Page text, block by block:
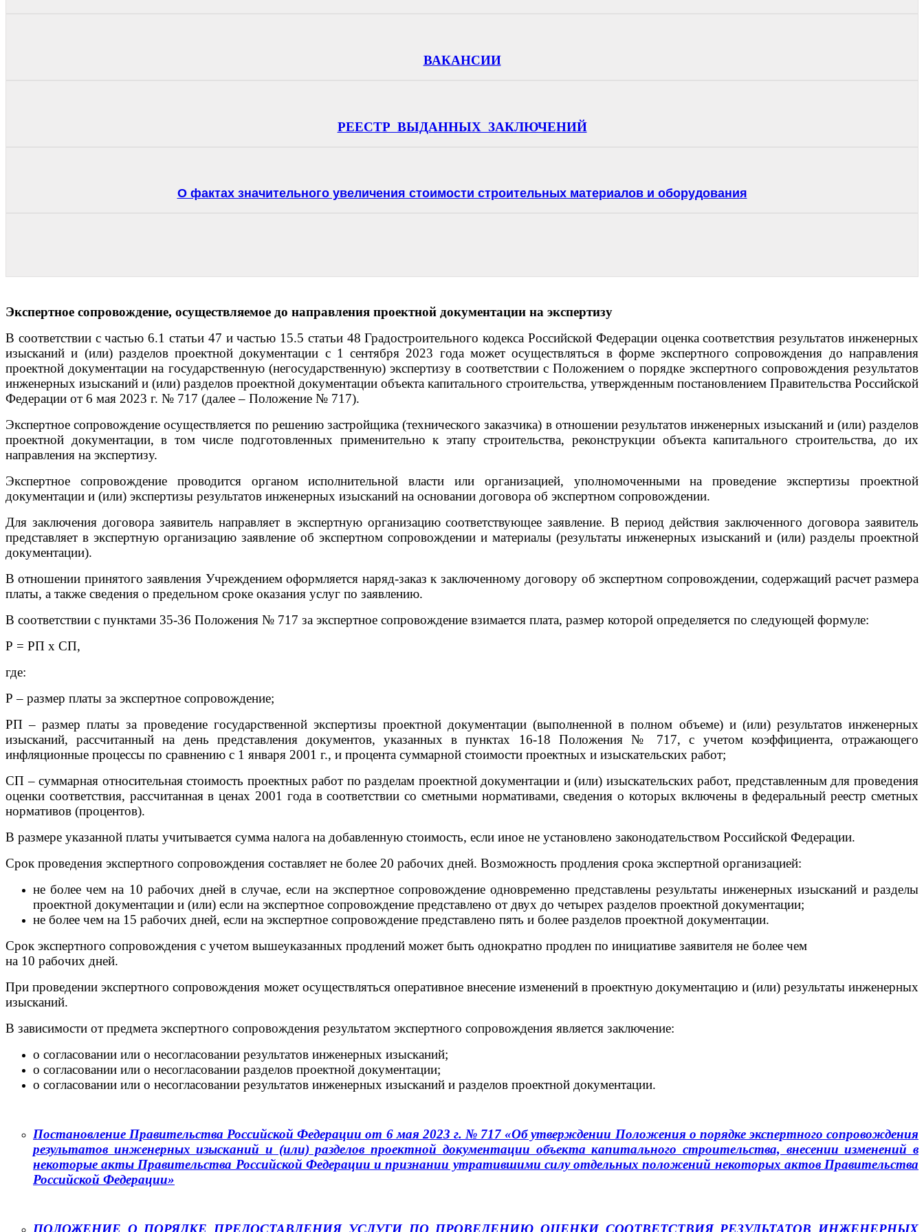
ВАКАНСИИ
РЕЕСТР ВЫДАННЫХ ЗАКЛЮЧЕНИЙ
О фактах значительного увеличения стоимости строительных материалов и оборудования
Экспертное сопровождение, осуществляемое до направления проектной документации на экспертизу
В соответствии с частью 6.1 статьи 47 и частью 15.5 статьи 48 Градостроительного кодекса Российской Федерации оценка соответствия результатов инженерных
изысканий и (или) разделов проектной документации с 1 сентября 2023 года может осуществляться в форме экспертного сопровождения до направления
проектной документации на государственную (негосударственную) экспертизу в соответствии с Положением о порядке экспертного сопровождения результатов
инженерных изысканий и (или) разделов проектной документации объекта капитального строительства, утвержденным постановлением Правительства Российской
Федерации от 6 мая 2023 г. № 717 (далее – Положение № 717).
Экспертное сопровождение осуществляется по решению застройщика (технического заказчика) в отношении результатов инженерных изысканий и (или) разделов
проектной документации, в том числе подготовленных применительно к этапу строительства, реконструкции объекта капитального строительства, до их
направления на экспертизу.
Экспертное сопровождение проводится органом исполнительной власти или организацией, уполномоченными на проведение экспертизы проектной
документации и (или) экспертизы результатов инженерных изысканий на основании договора об экспертном сопровождении.
Для заключения договора заявитель направляет в экспертную организацию соответствующее заявление. В период действия заключенного договора заявитель
представляет в экспертную организацию заявление об экспертном сопровождении и материалы (результаты инженерных изысканий и (или) разделы проектной
документации).
В отношении принятого заявления Учреждением оформляется наряд-заказ к заключенному договору об экспертном сопровождении, содержащий расчет размера
платы, а также сведения о предельном сроке оказания услуг по заявлению.
В соответствии с пунктами 35-36 Положения № 717 за экспертное сопровождение взимается плата, размер которой определяется по следующей формуле:
Р = РП x СП,
где:
Р – размер платы за экспертное сопровождение;
РП – размер платы за проведение государственной экспертизы проектной документации (выполненной в полном объеме) и (или) результатов инженерных
изысканий, рассчитанный на день представления документов, указанных в пунктах 16-18 Положения № 717, с учетом коэффициента, отражающего
инфляционные процессы по сравнению с 1 января 2001 г., и процента суммарной стоимости проектных и изыскательских работ;
СП – суммарная относительная стоимость проектных работ по разделам проектной документации и (или) изыскательских работ, представленным для проведения
оценки соответствия, рассчитанная в ценах 2001 года в соответствии со сметными нормативами, сведения о которых включены в федеральный реестр сметных
нормативов (процентов).
В размере указанной платы учитывается сумма налога на добавленную стоимость, если иное не установлено законодательством Российской Федерации.
Срок проведения экспертного сопровождения составляет не более 20 рабочих дней. Возможность продления срока экспертной организацией:
не более чем на 10 рабочих дней в случае, если на экспертное сопровождение одновременно представлены результаты инженерных изысканий и разделы
проектной документации и (или) если на экспертное сопровождение представлено от двух до четырех разделов проектной документации;
не более чем на 15 рабочих дней, если на экспертное сопровождение представлено пять и более разделов проектной документации.
Срок экспертного сопровождения с учетом вышеуказанных продлений может быть однократно продлен по инициативе заявителя не более чем
на 10 рабочих дней.
При проведении экспертного сопровождения может осуществляться оперативное внесение изменений в проектную документацию и (или) результаты инженерных
изысканий.
В зависимости от предмета экспертного сопровождения результатом экспертного сопровождения является заключение:
о согласовании или о несогласовании результатов инженерных изысканий;
о согласовании или о несогласовании разделов проектной документации;
о согласовании или о несогласовании результатов инженерных изысканий и разделов проектной документации.
Постановление Правительства Российской Федерации от 6 мая 2023 г. № 717 «Об утверждении Положения о порядке экспертного сопровождения
результатов инженерных изысканий и (или) разделов проектной документации объекта капитального строительства, внесении изменений в
некоторые акты Правительства Российской Федерации и признании утратившими силу отдельных положений некоторых актов Правительства
Российской Федерации»
ПОЛОЖЕНИЕ О ПОРЯДКЕ ПРЕДОСТАВЛЕНИЯ УСЛУГИ ПО ПРОВЕДЕНИЮ ОЦЕНКИ СООТВЕТСТВИЯ РЕЗУЛЬТАТОВ ИНЖЕНЕРНЫХ